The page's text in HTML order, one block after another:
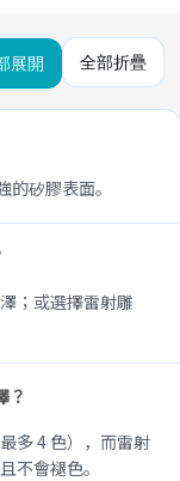
展開 全部折疊
矽膠表面。
；或選擇雷射雕
？
多 4 色），而雷射
不會褪色。